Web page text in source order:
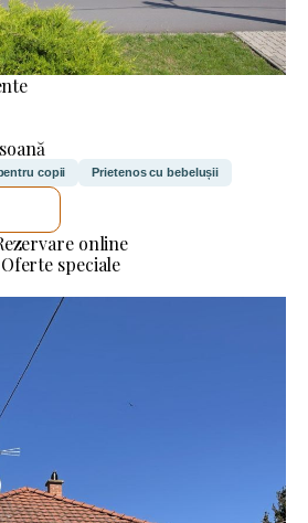
copii Prietenos cu bebelușii
online
Oferte speciale